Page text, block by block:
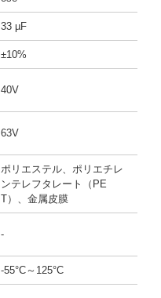
33 µF
±10%
40V
63V
ポリエステル、ポリエチレ
ンテレフタレート（PE
T）、金属皮膜
-
-55°C～125°C